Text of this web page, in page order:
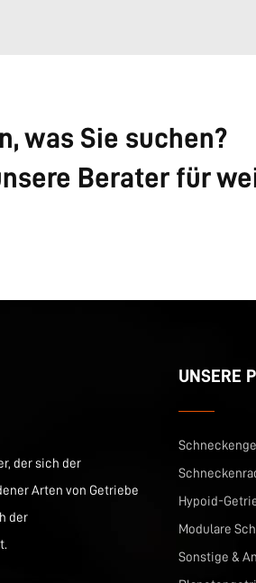
was Sie suchen?
Berater für
der sich der
Arten von Getriebe
der
UNSERE
Hypoid-
Modulare
Sonstige &